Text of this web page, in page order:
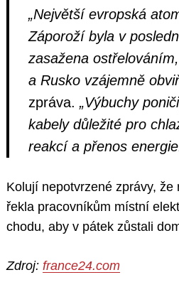
„Největší evropská
Záporoží byla v
zasažena
a Rusko vzájemně
zpráva. „Výbuchy
kabely důležité pro
reakcí a přenos
Kolují nepotvrzené zprávy,
řekla pracovníkům místní
chodu, aby v pátek zůstali
Zdroj: france24.com